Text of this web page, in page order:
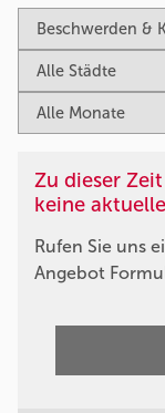
Zu dieser
keine
Rufen Sie uns
Angebot